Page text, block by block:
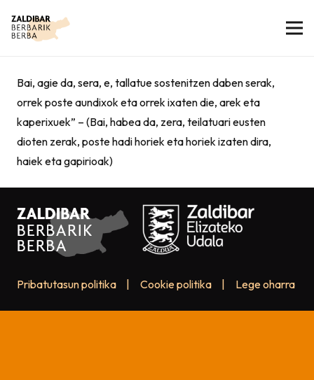
Bai, agie da, sera, e, tallatue sostenitzen daben serak,
orrek poste aundixok eta orrek ixaten die, arek eta
kaperixuek” – (Bai, habea da, zera, teilatuari eusten
dioten zerak, poste hadi horiek eta horiek izaten dira,
haiek eta gapirioak)
Pribatutasun politika Cookie politika Lege oharra